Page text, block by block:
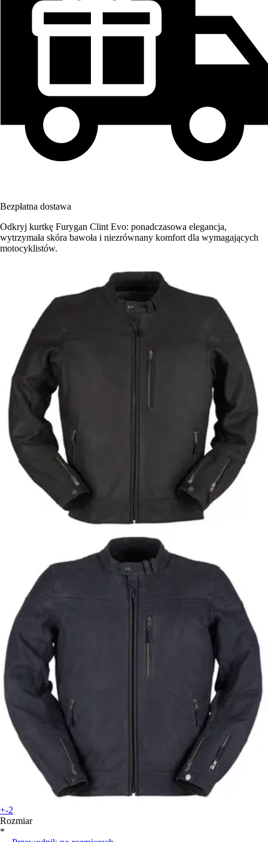
Bezpłatna dostawa
Odkryj kurtkę Furygan Clint Evo: ponadczasowa elegancja,
wytrzymała skóra bawoła i niezrównany komfort dla wymagających
motocyklistów.
+-2
Rozmiar
*